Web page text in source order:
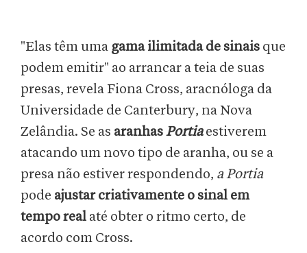
"Elas têm uma gama ilimitada de sinais que
podem emitir" ao arrancar a teia de suas
presas, revela Fiona Cross, aracnóloga da
Universidade de Canterbury, na Nova
Zelândia. Se as aranhasPortia estiverem
atacando um novo tipo de aranha, ou se a
presa não estiver respondendo, a Portia
pode ajustar criativamente o sinal em
tempo real até obter o ritmo certo, de
acordo com Cross.